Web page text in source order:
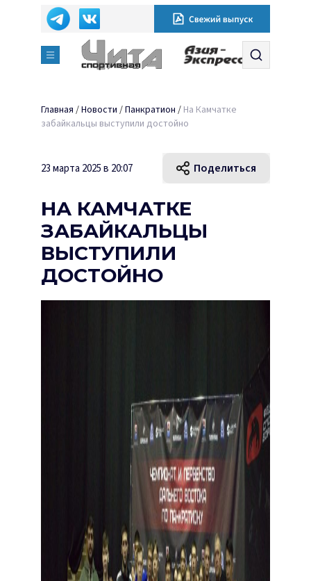
Главная /Новости /Панкратион / На Камчатке
забайкальцы выступили достойно
23 марта 2025 в 20:07 Поделиться
НА КАМЧАТКЕ
ЗАБАЙКАЛЬЦЫ
ВЫСТУПИЛИ
ДОСТОЙНО